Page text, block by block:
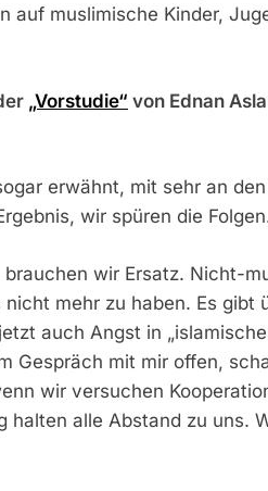
auf muslimische Kinder,
„Vorstudie“ von Ednan
erwähnt, mit sehr an
wir spüren die
wir Ersatz. Nicht-
mehr zu haben. Es gibt
auch Angst in
Gespräch mit mir offen,
wir versuchen
halten alle Abstand zu uns.